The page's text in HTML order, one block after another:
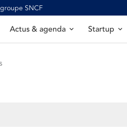
SNCF
Actus & agenda Startup